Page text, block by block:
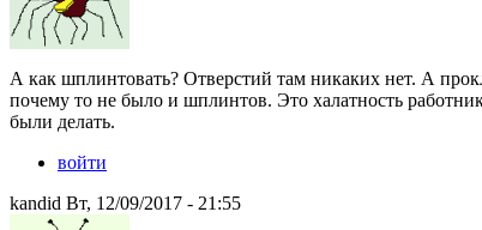
А как шплинтовать? Отверстий там никаких нет. А
почему то не было и шплинтов. Это халатность
были делать.
войти
kandid Вт, 12/09/2017 - 21:55